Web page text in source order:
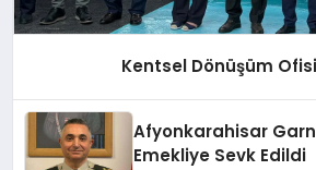
Kentsel Dönüşüm Ofisi
Afyonkarahisar
Emekliye Sevk Edildi